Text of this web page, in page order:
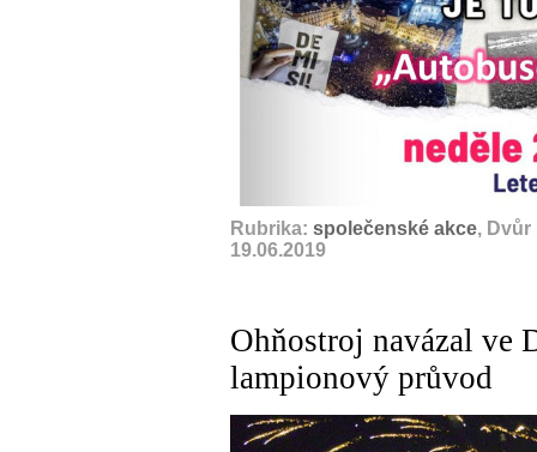
Rubrika: společenské akce, Dvůr
19.06.2019
Ohňostroj navázal ve
lampionový průvod